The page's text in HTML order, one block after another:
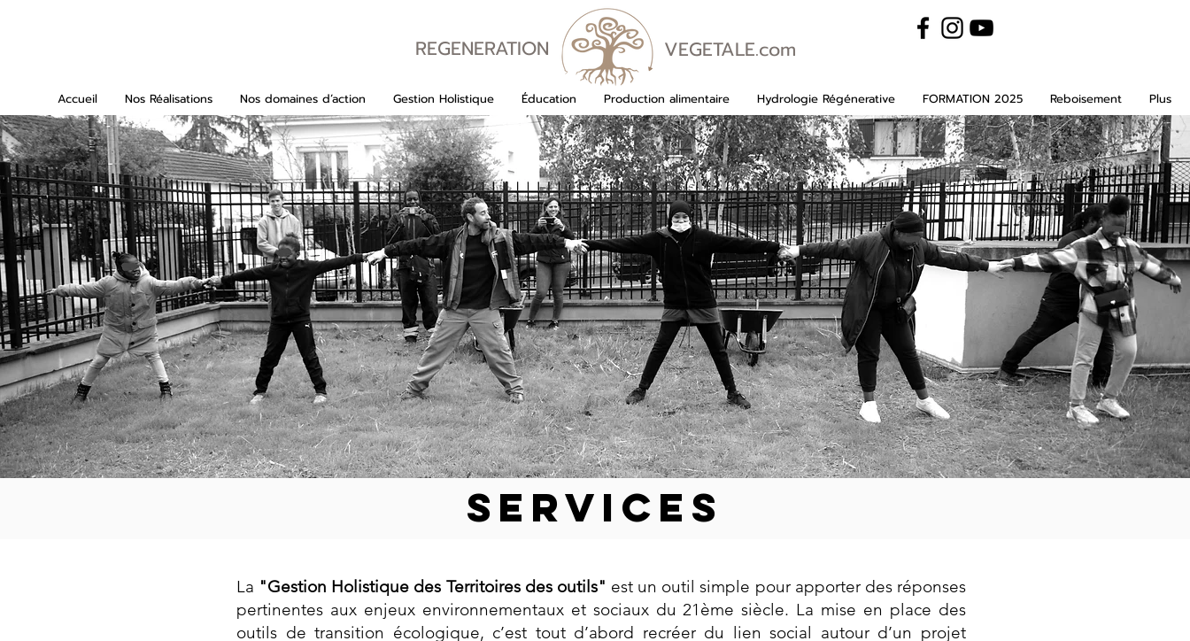
REGENERATION VEGETALE.com
Accueil Nos Réalisations Nos domaines d’action Gestion Holistique Éducation Production alimentaire Hydrologie Régénerative FORMATION 2025 Reboisement Plus
Services
La "Gestion Holistique des Territoires des outils" est un outil simple pour apporter des réponses
pertinentes aux enjeux environnementaux et sociaux du 21ème siècle. La mise en place des
outils de transition écologique, c’est tout d’abord recréer du lien social autour d’un projet